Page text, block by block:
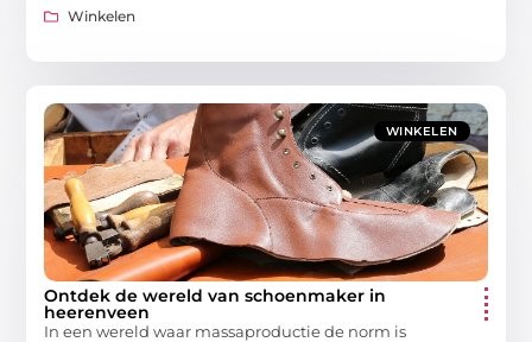
Winkelen
WINKELEN
Ontdek de wereld van schoenmaker in
heerenveen
In een wereld waar massaproductie de norm is